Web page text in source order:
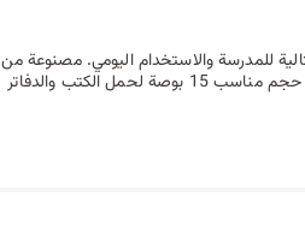
للمدرسة والاستخدام اليومي. مصنوعة من
خامة البوليستر المتينة وتأتي مع مقلمة مطابقة لحمل الأدوات المدرسية. حجم مناسب 15 بوصة لحمل الكتب والدفاتر